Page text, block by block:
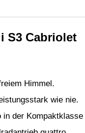
S3 Cabriolet
Himmel.
wie nie.
in der Kompaktklasse